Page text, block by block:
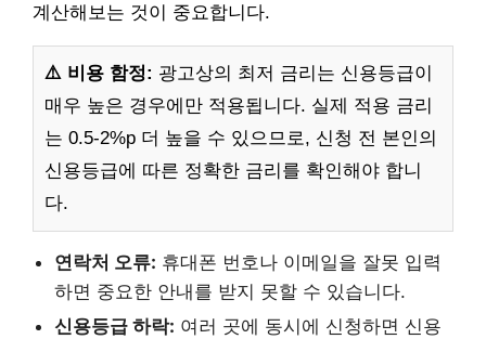
계산해보는 것이 중요합니다.
⚠️ 비용 함정: 광고상의 최저 금리는 신용등급이
매우 높은 경우에만 적용됩니다. 실제 적용 금리
는 0.5-2%p 더 높을 수 있으므로, 신청 전 본인의
신용등급에 따른 정확한 금리를 확인해야 합니
다.
연락처 오류: 휴대폰 번호나 이메일을 잘못 입력
하면 중요한 안내를 받지 못할 수 있습니다.
신용등급 하락: 여러 곳에 동시에 신청하면 신용